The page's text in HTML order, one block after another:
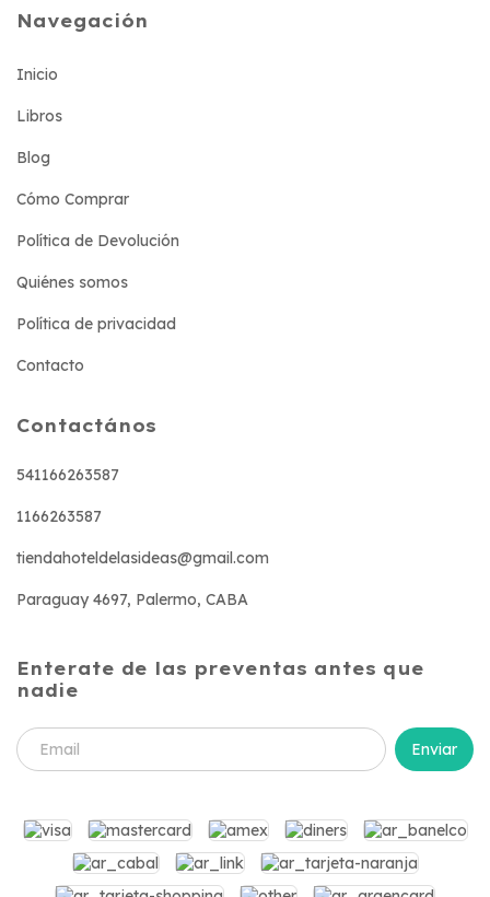
Navegación
Inicio
Libros
Blog
Cómo Comprar
Política de Devolución
Quiénes somos
Política de privacidad
Contacto
Contactános
541166263587
1166263587
tiendahoteldelasideas@gmail.com
Paraguay 4697, Palermo, CABA
Enterate de las preventas antes que
nadie